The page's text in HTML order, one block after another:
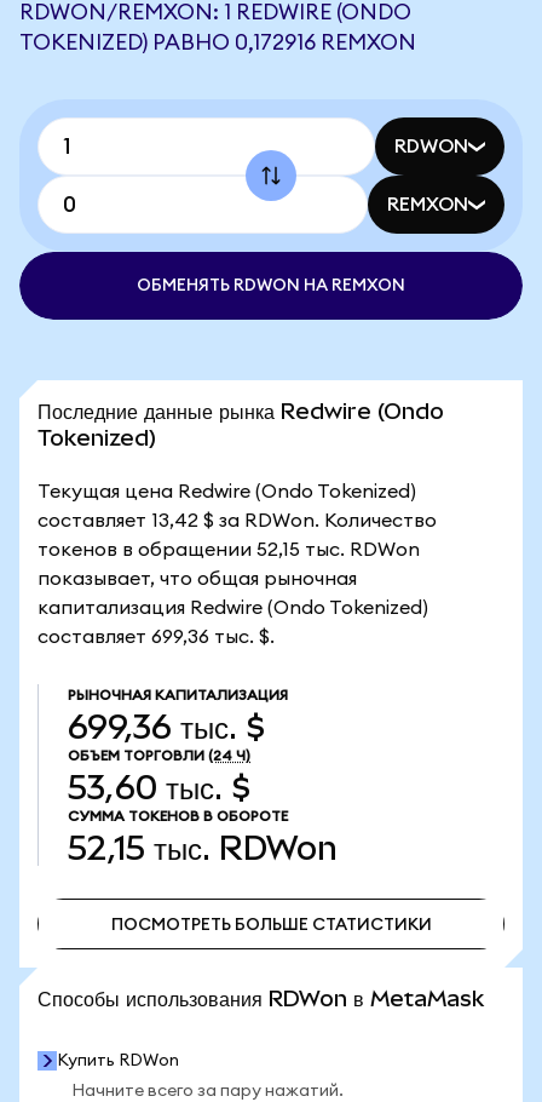
RDWON/REMXON: 1 REDWIRE (ONDO
TOKENIZED) РАВНО 0,172916 REMXON
RDWON
REMXON
ОБМЕНЯТЬ RDWON НА REMXON
Последние данные рынка Redwire (Ondo
Tokenized)
Текущая цена Redwire (Ondo Tokenized)
составляет 13,42 $ за RDWon. Количество
токенов в обращении 52,15 тыс. RDWon
показывает, что общая рыночная
капитализация Redwire (Ondo Tokenized)
составляет 699,36 тыс. $.
РЫНОЧНАЯ КАПИТАЛИЗАЦИЯ
699,36 тыс. $
ОБЪЕМ ТОРГОВЛИ (24 Ч)
53,60 тыс. $
СУММА ТОКЕНОВ В ОБОРОТЕ
52,15 тыс. RDWon
ПОСМОТРЕТЬ БОЛЬШЕ СТАТИСТИКИ
Способы использования RDWon в MetaMask
Купить RDWon
Начните всего за пару нажатий.